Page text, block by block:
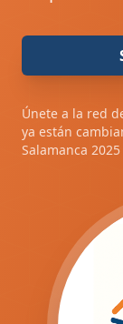
Únete a la red
ya están
Salamanca